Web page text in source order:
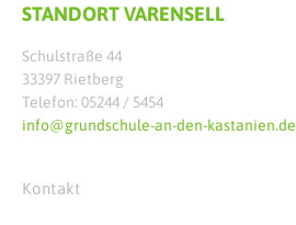
STANDORT VARENSELL
Schulstraße 44
33397 Rietberg
Telefon: 05244 / 5454
info@grundschule-an-den-kastanien.de
Kontakt